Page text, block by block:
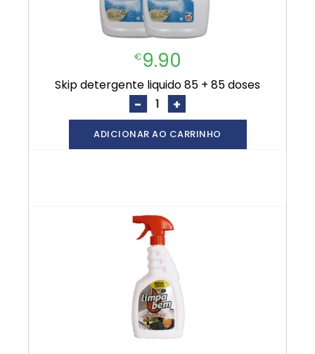
€9.90
skip detergente liquido 85 + 85 doses
- +
ADICIONAR AO CARRINHO